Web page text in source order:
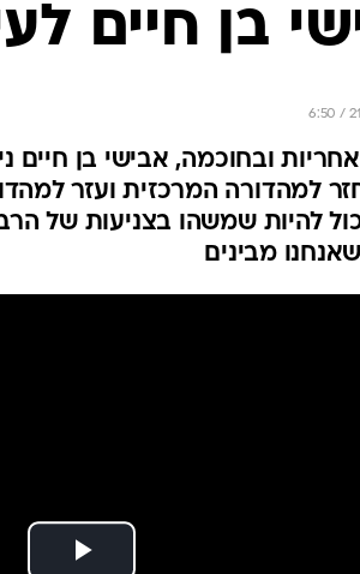
מומלצות
הגדול
קליפים וסינגלים
הופעות חיות
בן חיים
ובחוכמה, אבישי בן חיים
להיות שמשהו בצניעות של הרב
מבינים